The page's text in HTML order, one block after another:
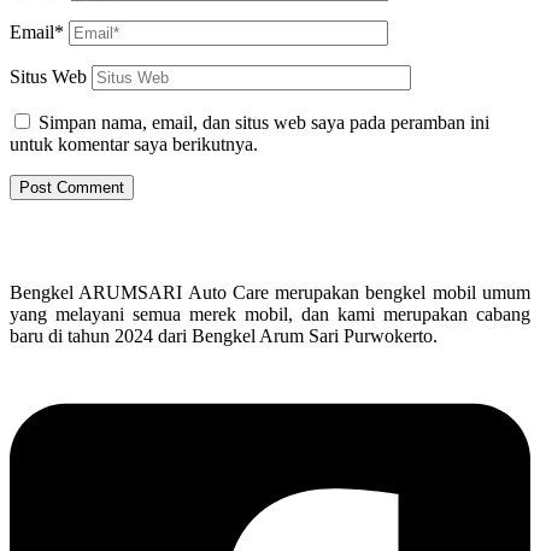
Email*
Situs Web
Simpan nama, email, dan situs web saya pada peramban ini
untuk komentar saya berikutnya.
Bengkel ARUMSARI Auto Care merupakan bengkel mobil umum
yang melayani semua merek mobil, dan kami merupakan cabang
baru di tahun 2024 dari Bengkel Arum Sari Purwokerto.